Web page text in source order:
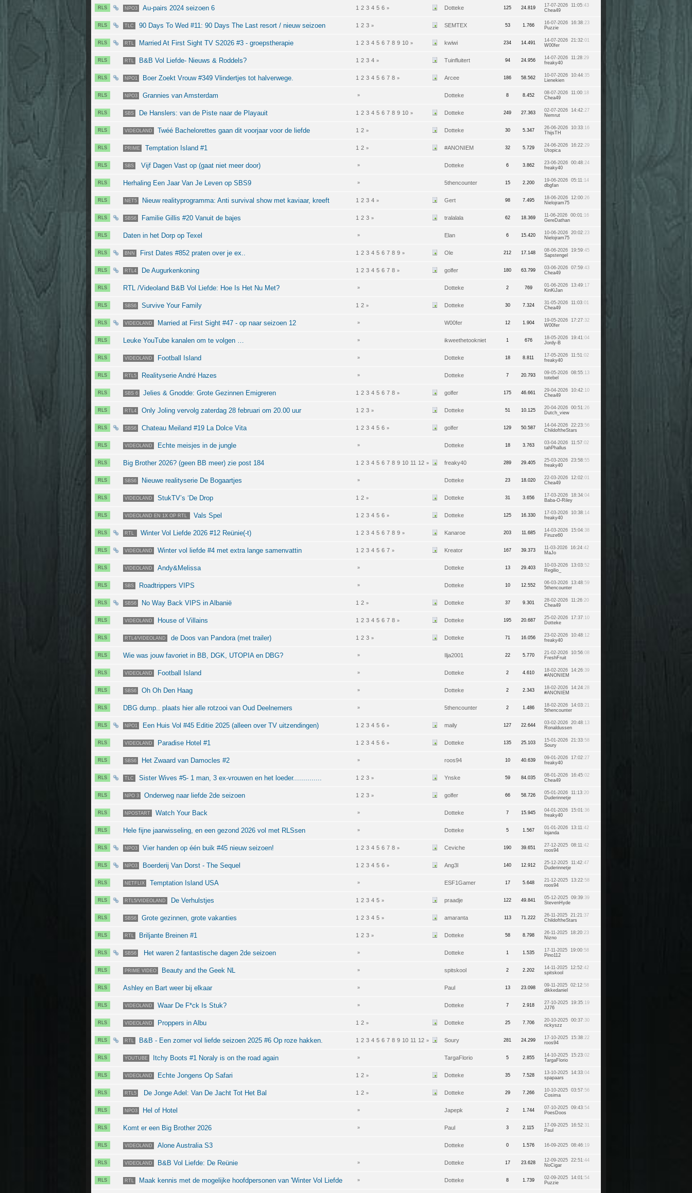
RLS NPO3 Au-pairs 2024 seizoen 6 1 2 3 4 5 6 » Dotteke 125 24.819 17-07-2026 11:05:43
Chea49
RLS TLC 90 Days To Wed #11: 90 Days The Last resort / nieuw seizoen 1 2 3 » SEMTEX 53 1.766 16-07-2026 16:38:23
Puzzie
RLS RTL Married At First Sight TV S2026 #3 - groepstherapie 1 2 3 4 5 6 7 8 9 10 » kwiwi 234 14.491 14-07-2026 21:32:01
W00fer
RLS RTL B&B Vol Liefde- Nieuws & Roddels? 1 2 3 4 » Tuinfluitert 94 24.956 14-07-2026 11:28:29
freaky40
RLS NPO1 Boer Zoekt Vrouw #349 Vlindertjes tot halverwege. 1 2 3 4 5 6 7 8 » Arcee 186 58.562 10-07-2026 10:44:35
Lienekien
RLS NPO3 Grannies van Amsterdam » Dotteke 8 8.452 08-07-2026 11:00:18
Chea49
RLS SBS De Hanslers: van de Piste naar de Playauit 1 2 3 4 5 6 7 8 9 10 » Dotteke 249 27.363 02-07-2026 14:42:27
Nemrut
RLS VIDEOLAND Twéé Bachelorettes gaan dit voorjaar voor de liefde 1 2 » Dotteke 30 5.347 26-06-2026 10:33:16
ThijsTH
RLS PRIME Temptation Island #1 1 2 » #ANONIEM 32 5.729 24-06-2026 16:22:29
Utopica
RLS SBS Vijf Dagen Vast op (gaat niet meer door) » Dotteke 6 3.862 23-06-2026 00:48:24
freaky40
RLS Herhaling Een Jaar Van Je Leven op SBS9 » 5thencounter 15 2.200 19-06-2026 05:11:14
dbgfan
RLS NET5 Nieuw realityprogramma: Anti survival show met kaviaar, kreeft 1 2 3 4 » Gert 98 7.495 18-06-2026 12:00:26
Nielojram75
RLS SBS6 Familie Gillis #20 Vanuit de bajes 1 2 3 » tralalala 62 18.369 11-06-2026 00:01:16
GereDathan
RLS Daten in het Dorp op Texel » Elan 6 15.420 10-06-2026 20:02:23
Nielojram75
RLS BNN First Dates #852 praten over je ex.. 1 2 3 4 5 6 7 8 9 » Ole 212 17.148 08-06-2026 19:59:45
Sapstengel
RLS RTL4 De Augurkenkoning 1 2 3 4 5 6 7 8 » golfer 180 63.799 03-06-2026 07:59:43
Chea49
RLS RTL /Videoland B&B Vol Liefde: Hoe Is Het Nu Met? » Dotteke 2 769 01-06-2026 13:49:17
KinKiJan
RLS SBS6 Survive Your Family 1 2 » Dotteke 30 7.324 31-05-2026 11:03:01
Chea49
RLS VIDEOLAND Married at First Sight #47 - op naar seizoen 12 » W00fer 12 1.904 19-05-2026 17:27:32
W00fer
RLS Leuke YouTube kanalen om te volgen … » ikweethetookniet 1 676 18-05-2026 19:41:04
Jordy-B
RLS VIDEOLAND Football Island » Dotteke 18 8.811 17-05-2026 11:51:02
freaky40
RLS RTL5 Realityserie André Hazes » Dotteke 7 20.793 09-05-2026 08:55:13
totebel
RLS SBS 6 Jelies & Gnodde: Grote Gezinnen Emigreren 1 2 3 4 5 6 7 8 » golfer 175 46.661 29-04-2026 10:42:10
Chea49
RLS RTL4 Only Joling vervolg zaterdag 28 februari om 20.00 uur 1 2 3 » Dotteke 51 10.125 20-04-2026 00:51:26
Dutch_view
RLS SBS6 Chateau Meiland #19 La Dolce Vita 1 2 3 4 5 6 » golfer 129 50.587 14-04-2026 22:23:56
ChildoftheStars
RLS VIDEOLAND Echte meisjes in de jungle » Dotteke 18 3.763 03-04-2026 11:57:02
tahPhallus
RLS Big Brother 2026? (geen BB meer) zie post 184 1 2 3 4 5 6 7 8 9 10 11 12 » freaky40 289 29.405 25-03-2026 23:58:55
freaky40
RLS SBS6 Nieuwe realityserie De Bogaartjes » Dotteke 23 18.020 22-03-2026 12:02:01
Chea49
RLS VIDEOLAND StukTV’s ‘De Drop 1 2 » Dotteke 31 3.656 17-03-2026 18:34:04
Baba-O-Riley
RLS VIDEOLAND EN 1X OP RTL Vals Spel 1 2 3 4 5 6 » Dotteke 125 16.330 17-03-2026 10:38:14
freaky40
RLS RTL Winter Vol Liefde 2026 #12 Reünie(-t) 1 2 3 4 5 6 7 8 9 » Kanaroe 203 11.685 14-03-2026 15:04:38
Firuze60
RLS VIDEOLAND Winter vol liefde #4 met extra lange samenvattin 1 2 3 4 5 6 7 » Kreator 167 39.373 11-03-2026 16:24:42
MaJo
RLS VIDEOLAND Andy&Melissa » Dotteke 13 29.403 10-03-2026 13:03:52
Regilio_
RLS SBS Roadtrippers VIPS » Dotteke 10 12.552 06-03-2026 13:48:59
5thencounter
RLS SBS6 No Way Back VIPS in Albanië 1 2 » Dotteke 37 9.301 28-02-2026 11:26:20
Chea49
RLS VIDEOLAND House of Villains 1 2 3 4 5 6 7 8 » Dotteke 195 20.687 25-02-2026 17:37:10
Dotteke
RLS RTL4/VIDEOLAND de Doos van Pandora (met trailer) 1 2 3 » Dotteke 71 16.056 23-02-2026 10:48:12
freaky40
RLS Wie was jouw favoriet in BB, DGK, UTOPIA en DBG? » Ilja2001 22 5.770 21-02-2026 10:56:08
FreshFruit
RLS VIDEOLAND Football Island » Dotteke 2 4.610 18-02-2026 14:26:39
#ANONIEM
RLS SBS6 Oh Oh Den Haag » Dotteke 2 2.343 18-02-2026 14:24:28
#ANONIEM
RLS DBG dump.. plaats hier alle rotzooi van Oud Deelnemers » 5thencounter 2 1.486 18-02-2026 14:03:21
5thencounter
RLS NPO1 Een Huis Vol #45 Editie 2025 (alleen over TV uitzendingen) 1 2 3 4 5 6 » maily 127 22.644 03-02-2026 20:48:13
Ronaldussen
RLS VIDEOLAND Paradise Hotel #1 1 2 3 4 5 6 » Dotteke 135 25.103 15-01-2026 21:33:58
Soury
RLS SBS6 Het Zwaard van Damocles #2 » roos94 10 40.639 09-01-2026 17:02:27
freaky40
RLS TLC Sister Wives #5- 1 man, 3 ex-vrouwen en het loeder.............. 1 2 3 » Ynske 59 84.035 08-01-2026 16:45:02
Chea49
RLS NPO 3 Onderweg naar liefde 2de seizoen 1 2 3 » golfer 66 58.726 05-01-2026 11:13:20
Duderinnetje
RLS NPOSTART Watch Your Back » Dotteke 7 15.945 04-01-2026 15:01:36
freaky40
RLS Hele fijne jaarwisseling, en een gezond 2026 vol met RLSsen » Dotteke 5 1.567 01-01-2026 13:11:42
lojanda
RLS NPO3 Vier handen op één buik #45 nieuw seizoen! 1 2 3 4 5 6 7 8 » Ceviche 190 39.651 27-12-2025 08:11:42
roos94
RLS NPO3 Boerderij Van Dorst - The Sequel 1 2 3 4 5 6 » Ang3l 140 12.912 25-12-2025 11:42:47
Duderinnetje
RLS NETFLIX Temptation Island USA » ESF1Gamer 17 5.648 21-12-2025 13:22:58
roos94
RLS RTL5/VIDEOLAND De Verhulstjes 1 2 3 4 5 » praadje 122 49.841 05-12-2025 09:39:39
StevenHyde
RLS SBS6 Grote gezinnen, grote vakanties 1 2 3 4 5 » amaranta 113 71.222 26-11-2025 21:21:37
ChildoftheStars
RLS RTL Briljante Breinen #1 1 2 3 » Dotteke 58 8.798 26-11-2025 18:20:23
Nizno
RLS SBS6 Het waren 2 fantastische dagen 2de seizoen » Dotteke 1 1.535 17-11-2025 19:00:58
Pino112
RLS PRIME VIDEO Beauty and the Geek NL » spitskool 2 2.202 14-11-2025 12:52:42
spitskool
RLS Ashley en Bart weer bij elkaar » Paul 13 23.098 09-11-2025 02:12:58
dikkedaniel
RLS VIDEOLAND Waar De F*ck Is Stuk? » Dotteke 7 2.918 27-10-2025 19:35:19
JJ76
RLS VIDEOLAND Proppers in Albu 1 2 » Dotteke 25 7.706 20-10-2025 00:37:30
rickyszz
RLS RTL B&B - Een zomer vol liefde seizoen 2025 #6 Op roze hakken. 1 2 3 4 5 6 7 8 9 10 11 12 » Soury 281 24.299 17-10-2025 15:38:22
roos94
RLS YOUTUBE Itchy Boots #1 Noraly is on the road again » TargaFlorio 5 2.855 14-10-2025 15:23:02
TargaFlorio
RLS VIDEOLAND Echte Jongens Op Safari 1 2 » Dotteke 35 7.528 13-10-2025 14:33:04
spapaars
RLS RTL5 De Jonge Adel: Van De Jacht Tot Het Bal 1 2 » Dotteke 29 7.266 10-10-2025 03:57:56
Cosima
RLS NPO3 Hel of Hotel » Japepk 2 1.744 07-10-2025 09:43:54
PoesDoos
RLS Komt er een Big Brother 2026 » Paul 3 2.115 17-09-2025 16:52:31
Paul
RLS VIDEOLAND Alone Australia S3 Dotteke 0 1.576 16-09-2025 08:46:19
RLS VIDEOLAND B&B Vol Liefde: De Reünie » Dotteke 17 23.628 12-09-2025 22:51:44
NoCigar
RLS RTL Maak kennis met de mogelijke hoofdpersonen van 'Winter Vol Liefde » Dotteke 8 1.739 02-09-2025 14:01:54
Puzzie